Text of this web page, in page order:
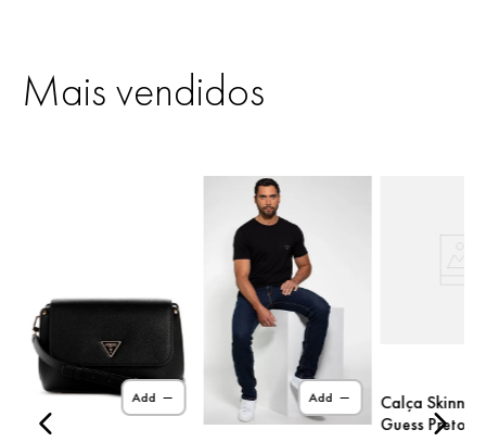
Mais vendidos
Add Add
Calça Skinny
Guess Preto